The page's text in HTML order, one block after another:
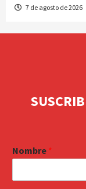
7 de agosto de 2026
Nombre *